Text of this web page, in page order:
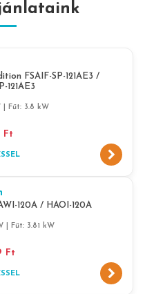
FSAIF-SP-121AE3 /
121AE3
| Fűt: 3.8 kW
Ft
120A / HAOI-120A
| Fűt: 3.81 kW
Ft